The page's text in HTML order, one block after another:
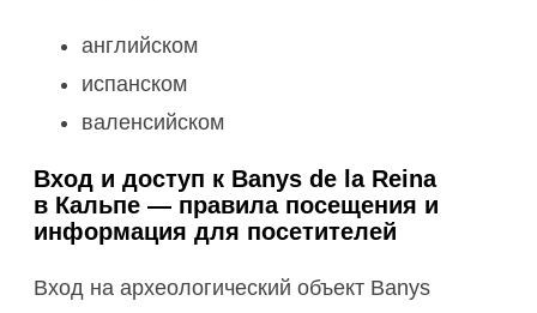
английском
испанском
валенсийском
Вход и доступ к Banys de la Reina
в Кальпе — правила посещения и
информация для посетителей
Вход на археологический объект Banys